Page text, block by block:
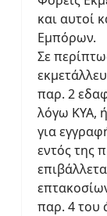
και αυτοί
Εμπόρων.
Σε
παρ. 2
λόγω ΚΥΑ,
για
εντός της
παρ. 4 του